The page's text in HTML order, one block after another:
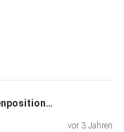
#03 Der Weg zu deiner Markenpositionierung - Teil 1
vor 3 Jahren